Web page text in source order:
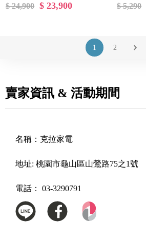
$ 24,900 $ 23,900
$ 5,290
1 2
賣家資訊 & 活動期間
名稱： 克拉家電
地址: 桃園市龜山區山鶯路75之1號
電話： 03-3290791